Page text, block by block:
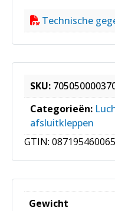
Technische
SKU:
Categorieën:
afsluitkleppen
GTIN:
Gewicht